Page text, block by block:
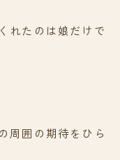
れたのは娘だけで
周囲の期待をひら